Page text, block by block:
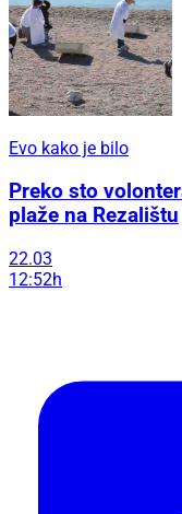
Evo kako je bilo
Preko sto
plaže na Rezalištu
22.03
12:52h